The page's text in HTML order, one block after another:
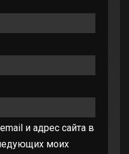
и адрес сайта в
моих